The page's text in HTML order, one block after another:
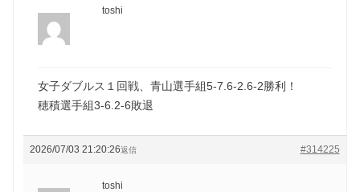
toshi
女子ダブルス１回戦、青山選手組5-7.6-2.6-2勝利！
穂積選手組3-6.2-6敗退
2026/07/03 21:20:26 #314225
返信
toshi